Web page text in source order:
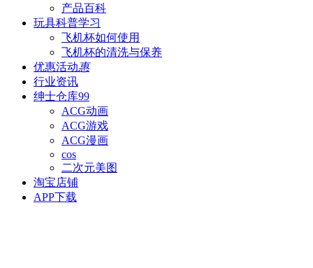
产品百科
玩具科普学习
飞机杯如何使用
飞机杯的清洗与保养
优惠活动惠
行业资讯
绅士仓库99
ACG动画
ACG游戏
ACG漫画
cos
二次元美图
淘宝店铺
APP下载